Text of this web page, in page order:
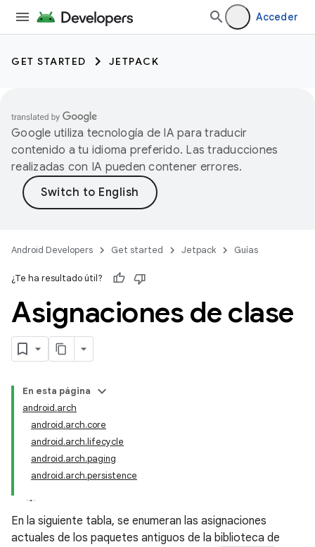
Acceder
GET STARTED JETPACK
Google utiliza tecnología de IA para traducir
contenido a tu idioma preferido. Las traducciones
realizadas con IA pueden contener errores.
Android Developers Get started Jetpack Guías
¿Te ha resultado útil?
Asignaciones de clase
En esta página
android.arch
android.arch.core
android.arch.lifecycle
android.arch.paging
android.arch.persistence
En la siguiente tabla, se enumeran las asignaciones
actuales de los paquetes antiguos de la biblioteca de